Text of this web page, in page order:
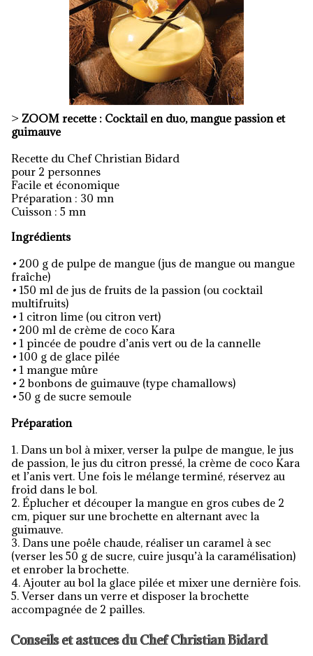
ZOOM recette : Cocktail en duo, mangue passion et
guimauve
Recette du Chef Christian Bidard
pour 2 personnes
Facile et économique
Préparation : 30 mn
Cuisson : 5 mn
Ingrédients
• 200 g de pulpe de mangue (jus de mangue ou mangue
fraîche)
• 150 ml de jus de fruits de la passion (ou cocktail
multifruits)
• 1 citron lime (ou citron vert)
• 200 ml de crème de coco Kara
• 1 pincée de poudre d’anis vert ou de la cannelle
• 100 g de glace pilée
• 1 mangue mûre
• 2 bonbons de guimauve (type chamallows)
• 50 g de sucre semoule
Préparation
1. Dans un bol à mixer, verser la pulpe de mangue, le jus
de passion, le jus du citron pressé, la crème de coco Kara
et l’anis vert. Une fois le mélange terminé, réservez au
froid dans le bol.
2. Éplucher et découper la mangue en gros cubes de 2
cm, piquer sur une brochette en alternant avec la
guimauve.
3. Dans une poêle chaude, réaliser un caramel à sec
(verser les 50 g de sucre, cuire jusqu’à la caramélisation)
et enrober la brochette.
4. Ajouter au bol la glace pilée et mixer une dernière fois.
5. Verser dans un verre et disposer la brochette
accompagnée de 2 pailles.
Conseils et astuces du Chef Christian Bidard